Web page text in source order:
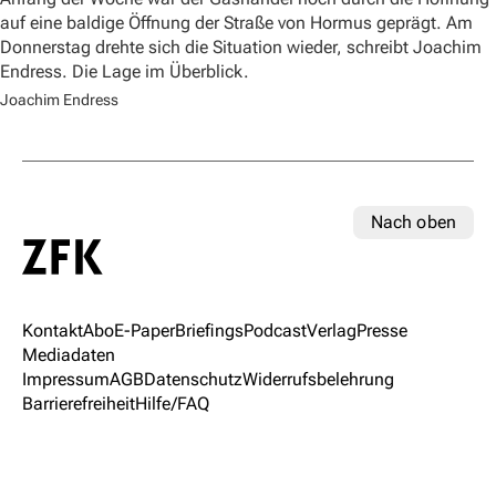
auf eine baldige Öffnung der Straße von Hormus geprägt. Am
Donnerstag drehte sich die Situation wieder, schreibt Joachim
Endress. Die Lage im Überblick.
Joachim Endress
Nach oben
KontaktAboE-PaperBriefingsPodcastVerlagPresse
Mediadaten
ImpressumAGBDatenschutzWiderrufsbelehrung
BarrierefreiheitHilfe/FAQ